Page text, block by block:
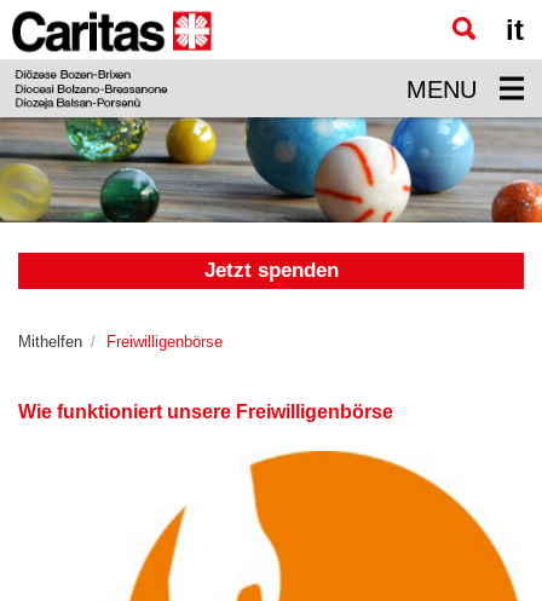
Zum
Hauptinhalt
springen
it
MENU
Jetzt spenden
Mithelfen Freiwilligenbörse
Wie funktioniert unsere Freiwilligenbörse